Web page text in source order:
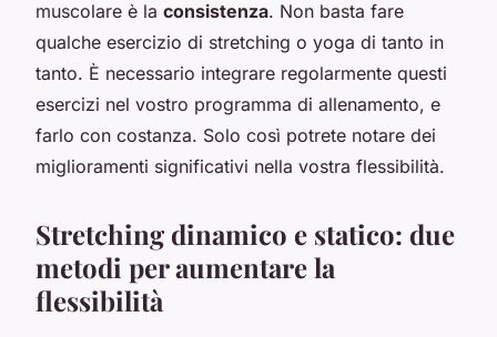
muscolare è la consistenza. Non basta fare
qualche esercizio di stretching o yoga di tanto in
tanto. È necessario integrare regolarmente questi
esercizi nel vostro programma di allenamento, e
farlo con costanza. Solo così potrete notare dei
miglioramenti significativi nella vostra flessibilità.
Stretching dinamico e statico: due
metodi per aumentare la
flessibilità